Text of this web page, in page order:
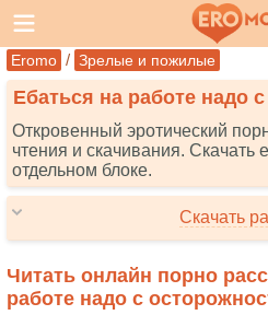
Eromo / Зрелые и пожилые
Ебаться на работе надо
Откровенный эротический
чтения и скачивания. Скачать
отдельном блоке.
Скачать
Читать онлайн порно
работе надо с